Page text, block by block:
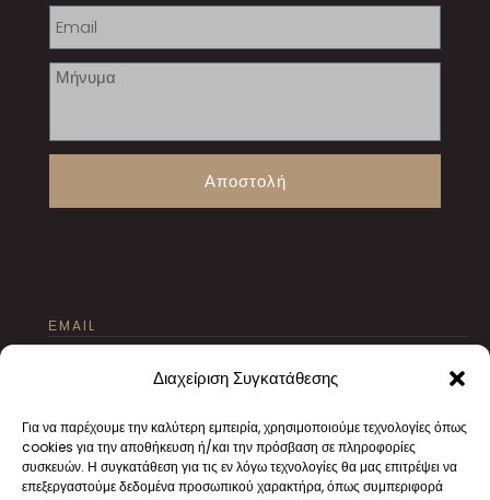
Διαχείριση Συγκατάθεσης
Για να παρέχουμε την καλύτερη εμπειρία, χρησιμοποιούμε τεχνολογίες όπως
cookies για την αποθήκευση ή/και την πρόσβαση σε πληροφορίες
συσκευών. Η συγκατάθεση για τις εν λόγω τεχνολογίες θα μας επιτρέψει να
επεξεργαστούμε δεδομένα προσωπικού χαρακτήρα, όπως συμπεριφορά
Αποστολή
ΕMAIL
texnourgeio@gmail.com